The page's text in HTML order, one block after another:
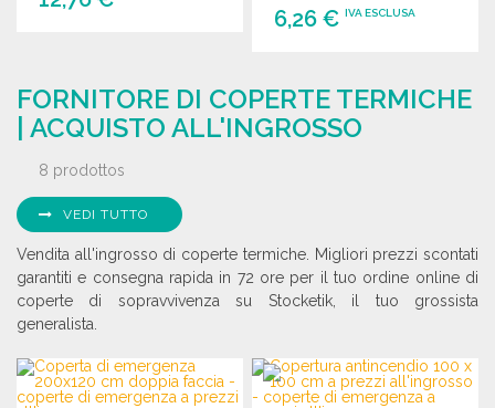
6,26 €IVA ESCLUSA
Richiedi un preventivo
FORNITORE DI COPERTE TERMICHE
| ACQUISTO ALL'INGROSSO
8 prodottos
VEDI TUTTO
Vendita all'ingrosso di coperte termiche. Migliori prezzi scontati
garantiti e consegna rapida in 72 ore per il tuo ordine online di
coperte di sopravvivenza su Stocketik, il tuo grossista
generalista.